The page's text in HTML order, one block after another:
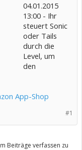
04.01.2015
13:00 - Ihr
steuert Sonic
oder Tails
durch die
Level, um
den
App-Shop
#1
Beiträge verfassen zu